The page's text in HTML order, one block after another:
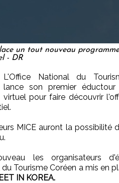
un tout nouveau
- DR
L'Office National du
lance son premier
virtuel pour faire découvrir
MICE auront la possibilité
les organisateurs
Tourisme Coréen a mis en
IN KOREA.